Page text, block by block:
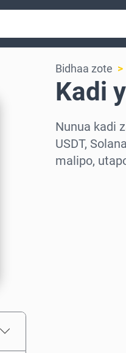
Bidhaa zote
Kadi
Nunua kadi
USDT,
malipo,